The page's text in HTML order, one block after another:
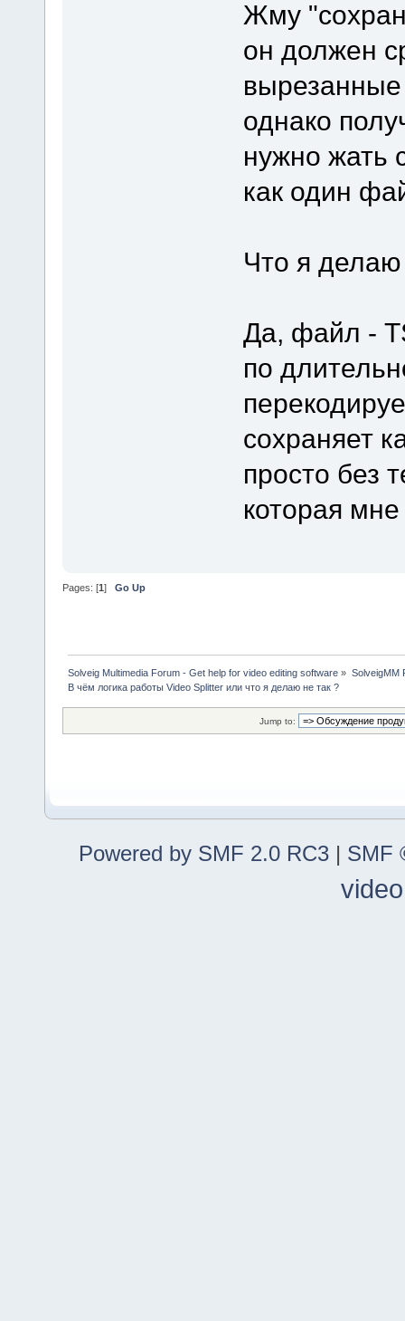
Жму
он должен
однако
нужно жать
как один
Что я делаю
Да, файл -
по
сохраняет
просто без
которая
Pages: [1] Go Up
Solveig Multimedia Forum - Get help for video editing software » SolveigMM
В чём логика работы Video Splitter или что я делаю не так ?
Jump to:
Powered by SMF 2.0 RC3 | SMF